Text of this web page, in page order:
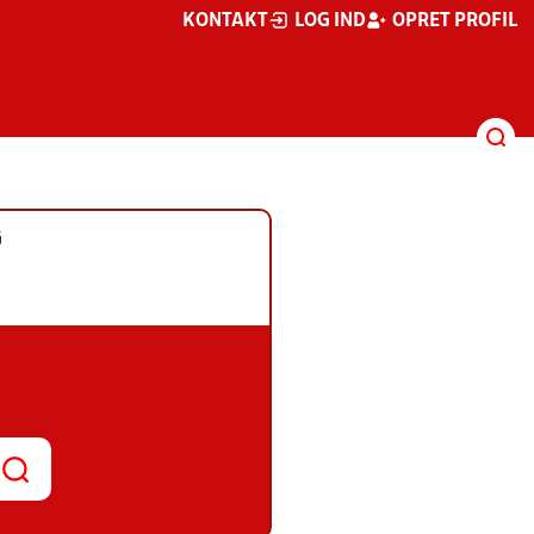
KONTAKT LOG IND OPRET PROFIL